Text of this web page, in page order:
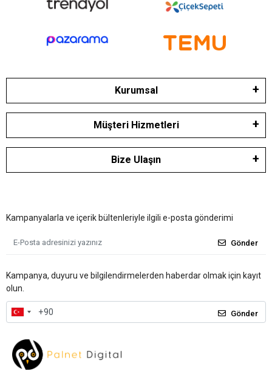
Kurumsal
Müşteri Hizmetleri
Bize Ulaşın
Kampanyalarla ve içerik bültenleriyle ilgili e-posta gönderimi
Gönder
Kampanya, duyuru ve bilgilendirmelerden haberdar olmak için kayıt
olun.
Gönder